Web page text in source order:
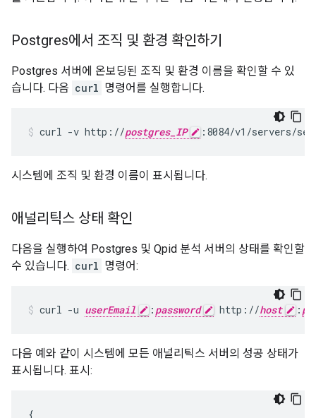
Postgres에서 조직 및 환경 확인하기
Postgres 서버에 온보딩된 조직 및 환경 이름을 확인할 수 있
습니다. 다음 curl 명령어를 실행합니다.
curl -v http://postgres_IP :8084/v1/servers/
시스템에 조직 및 환경 이름이 표시됩니다.
애널리틱스 상태 확인
다음을 실행하여 Postgres 및 Qpid 분석 서버의 상태를 확인할
수 있습니다. curl 명령어:
curl -u userEmail : password http://host :
다음 예와 같이 시스템에 모든 애널리틱스 서버의 성공 상태가
표시됩니다. 표시:
{